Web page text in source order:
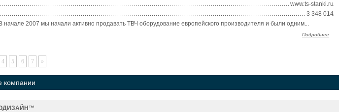
www.ts-stanki.ru
3 348 014
2007 мы начали активно продавать ТВЧ оборудование европейского производителя и были одним...
Подробнее
4 5 6 7 »
компании